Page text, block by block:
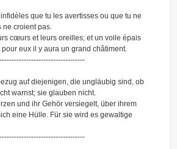
infidèles que tu les avertisses ou que tu ne
ne croient pas.
cœurs et leurs oreilles; et un voile épais
pour eux il y aura un grand châtiment.
auf diejenigen, die ungläubig sind, ob
warnst; sie glauben nicht.
und ihr Gehör versiegelt, über ihrem
eine Hülle. Für sie wird es gewaltige